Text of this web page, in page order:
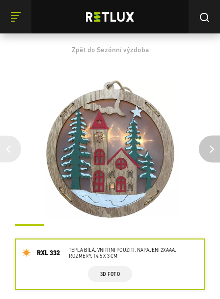
Zpět do Sezónní výzdoba
RXL 332
TEPLÁ BÍLÁ, VNITŘNÍ POUŽITÍ, NAPÁJENÍ 2XAAA,
ROZMĚRY: 14,5 X 3 CM
3D FOTO